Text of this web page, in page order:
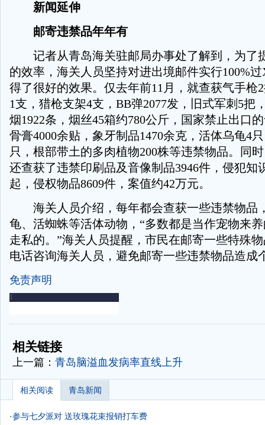
新闻延伸
邮寄违禁品年年有
记者从青岛海关驻邮局办事处了解到，为了
的效率，海关人员坚持对进出境邮件实行100%
得了很好的效果。仅去年前11月，就查获气手枪
1支，猎枪支架4支，BB弹2077发，旧式军刺5把
烟1922条，烟丝45箱约780公斤，国家禁止出口
骨膏4000余贴，象牙制品1470余克，活体乌龟4
只，根部带土的多肉植物200株等违禁物品。同
还查获了违禁印刷品及音像制品3946件，侵犯知
起，侵权物品8609件，案值约42万元。
海关人员介绍，每年都会查获一些违禁物品
龟、活蜘蛛等活体动物，“多数都是当作宠物来
走私的。”海关人员提醒，市民在邮寄一些特殊
电话咨询海关人员，避免邮寄一些违禁物品造成
免责声明
-
相关链接
上一篇： 青岛脑溢血发病率直线上升
相关阅读 青岛新闻
·参与七夕派对 送玫瑰花束报销打车费